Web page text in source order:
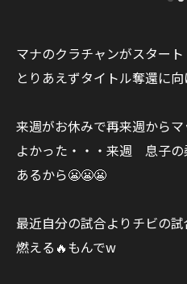
マナのクラチャンがスタート
とりあえずタイトル奪還に
来週がお休みで再来週から
よかった・・・来週 息子
あるから😬😬😬
最近自分の試合よりチビの
燃える🔥もんでw